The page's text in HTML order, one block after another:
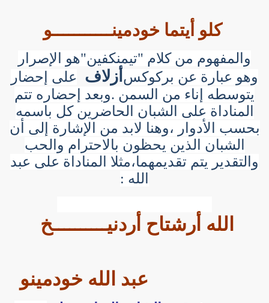
كلو أيتما خودمينـــــــــــو
والمفهوم من كلام "تيمنكفين"هو الإصرار
على إحضار
أزلاف وهو عبارة عن بركوكس
يتوسطه إناء من السمن .وبعد إحضاره تتم
المناداة على الشبان الحاضرين كل باسمه
بحسب الأدوار ،وهنا لابد من الإشارة إلى أن
الشبان الذين يحظون بالاحترام والحب
والتقدير يتم تقديمهما،مثلا المناداة على عبد
الله :
الله أرشتاح أردنيــــــــــخ
عبد الله خودمينو